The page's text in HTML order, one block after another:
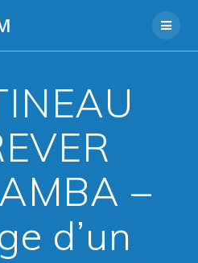
–
d’un